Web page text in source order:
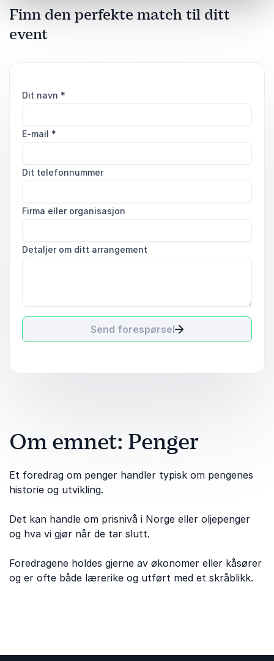
Finn den perfekte match til ditt
event
Dit navn *
E-mail *
Dit telefonnummer
Firma eller organisasjon
Detaljer om ditt arrangement
Send forespørsel
Om emnet: Penger
Et foredrag om penger handler typisk om pengenes
historie og utvikling.
Det kan handle om prisnivå i Norge eller oljepenger
og hva vi gjør når de tar slutt.
Foredragene holdes gjerne av økonomer eller kåsører
og er ofte både lærerike og utført med et skråblikk.